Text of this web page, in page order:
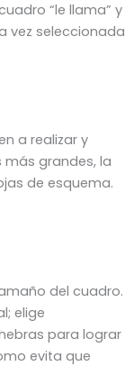
“le llama” y
vez seleccionada
a realizar y
grandes, la
de esquema.
del cuadro.
elige
para lograr
evita que